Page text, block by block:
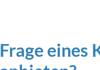
Frage eines